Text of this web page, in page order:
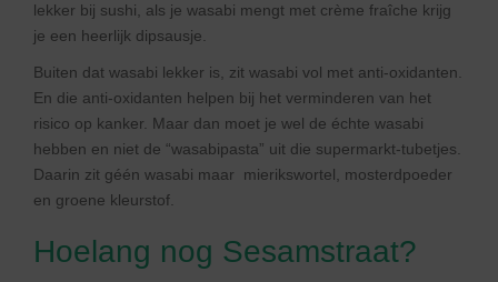
lekker bij sushi, als je wasabi mengt met crème fraîche krijg
je een heerlijk dipsausje.
Buiten dat wasabi lekker is, zit wasabi vol met anti-oxidanten.
En die anti-oxidanten helpen bij het verminderen van het
risico op kanker. Maar dan moet je wel de échte wasabi
hebben en niet de “wasabipasta” uit die supermarkt-tubetjes.
Daarin zit géén wasabi maar mierikswortel, mosterdpoeder
en groene kleurstof.
Hoelang nog Sesamstraat?